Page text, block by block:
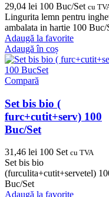
29,04 lei 100 Buc/Set cu
Lingurita lemn pentru
ambalata in hartie 100 Buc/
Adaugă la favorite
Adaugă în coș
Compară
Set bis bio (
furc+cutit+serv) 100
Buc/Set
31,46 lei 100 Set cu TVA
Set bis bio
(furculita+cutit+servetel)
Buc/Set
Adaugă la favorite